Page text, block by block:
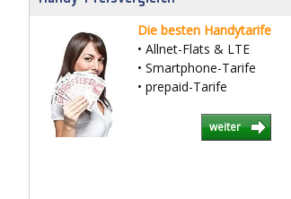
Die besten Handytarife
• Allnet-Flats & LTE
• Smartphone-Tarife
• prepaid-Tarife
weiter